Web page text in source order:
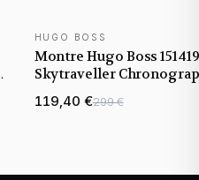
HUGO BOSS
Montre Hugo Boss
Skytraveller
119,40 €299 €